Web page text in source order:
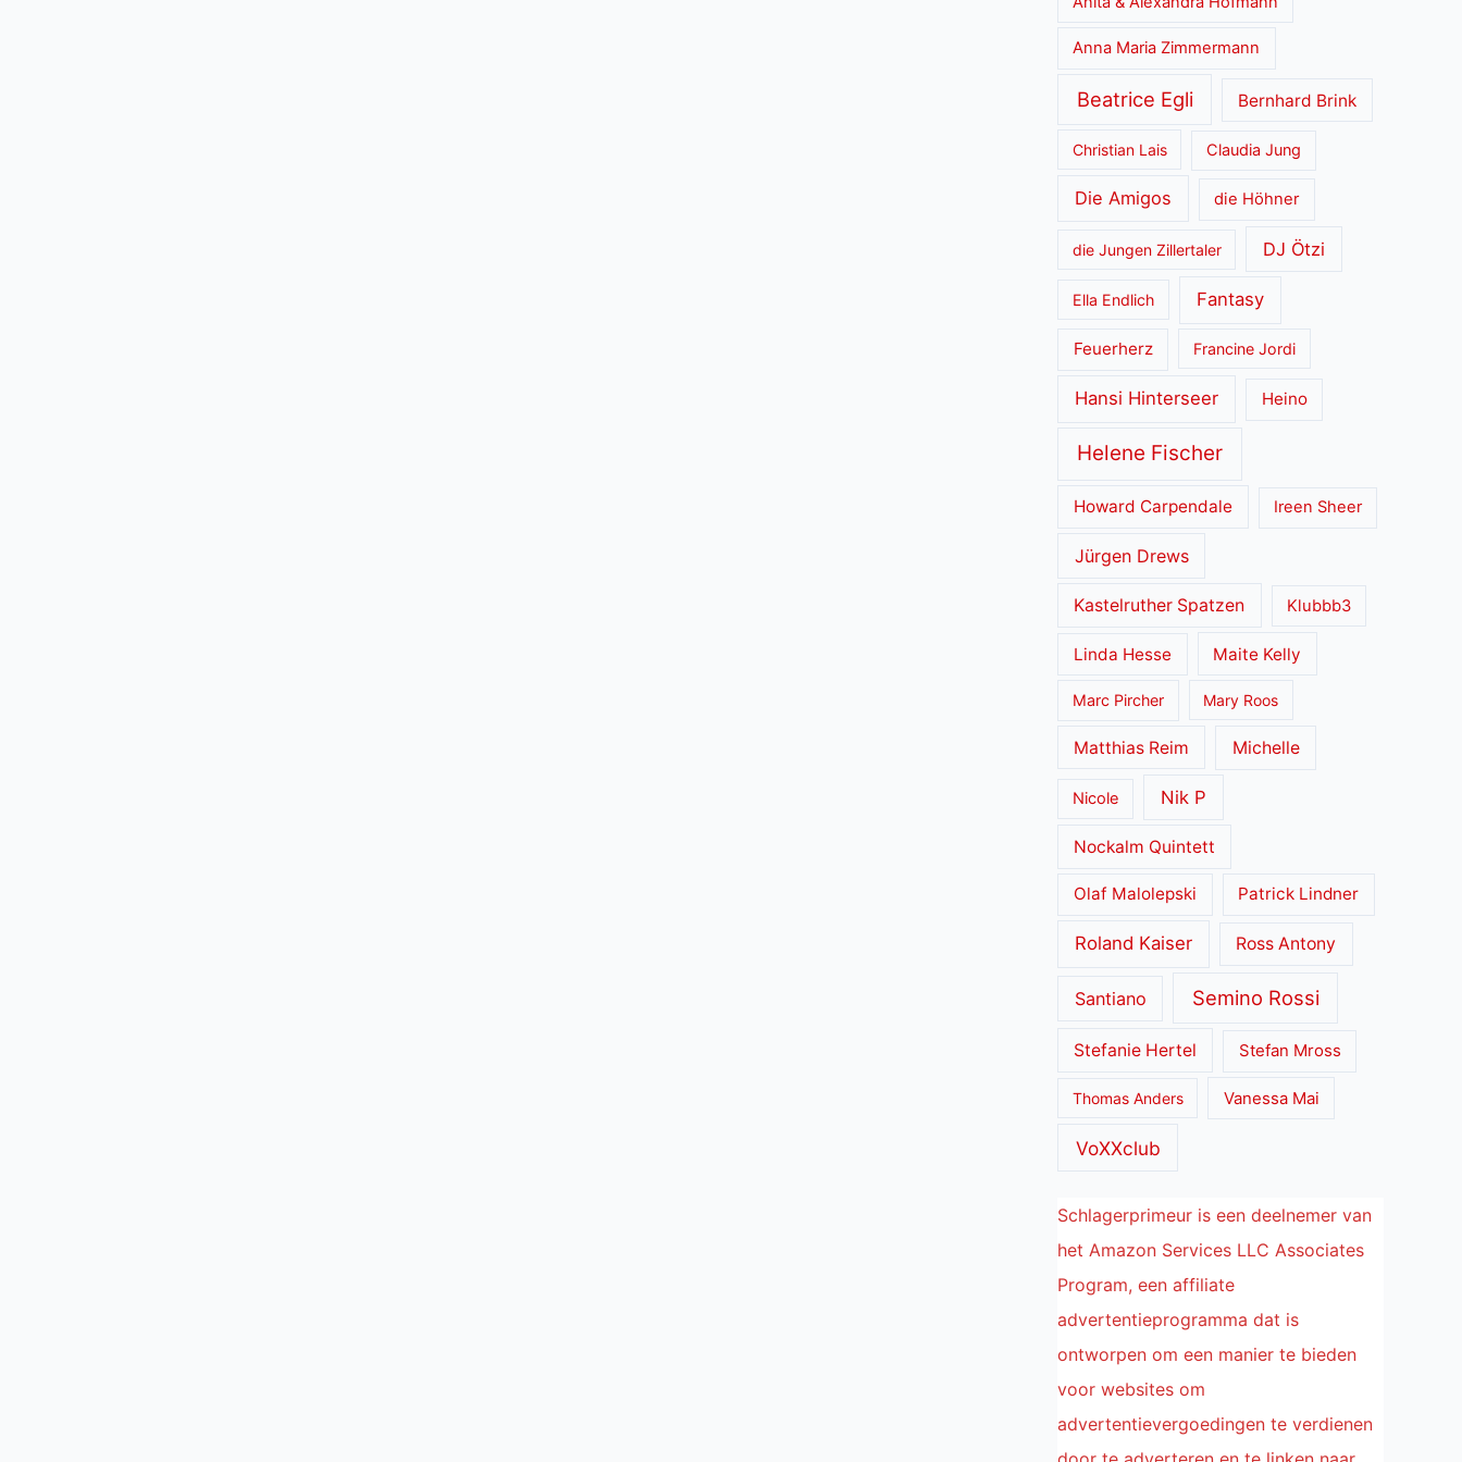
Anna Maria Zimmermann
Beatrice Egli Bernhard Brink
Christian Lais Claudia Jung
Die Amigos die Höhner
die Jungen Zillertaler DJ Ötzi
Ella Endlich Fantasy
Feuerherz Francine Jordi
Hansi Hinterseer Heino
Helene Fischer
Howard Carpendale Ireen Sheer
Jürgen Drews
Kastelruther Spatzen Klubbb3
Linda Hesse Maite Kelly
Marc Pircher Mary Roos
Matthias Reim Michelle
Nicole Nik P
Nockalm Quintett
Olaf Malolepski Patrick Lindner
Roland Kaiser Ross Antony
Santiano Semino Rossi
Stefanie Hertel Stefan Mross
Thomas Anders Vanessa Mai
VoXXclub
Schlagerprimeur is een deelnemer van
het Amazon Services LLC Associates
Program, een affiliate
advertentieprogramma dat is
ontworpen om een manier te bieden
voor websites om
advertentievergoedingen te verdienen